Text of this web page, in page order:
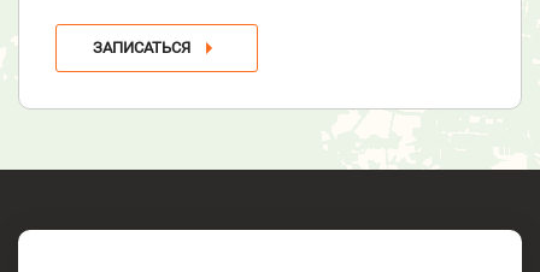
ЗАПИСАТЬСЯ